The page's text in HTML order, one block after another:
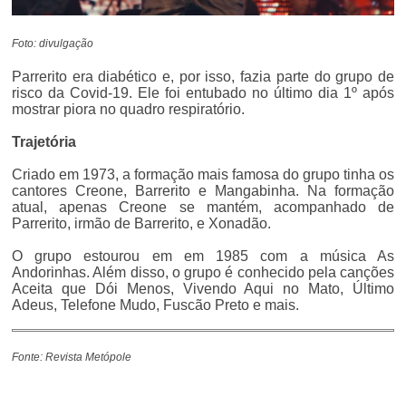
Foto: divulgação
Parrerito era diabético e, por isso, fazia parte do grupo de
risco da Covid-19. Ele foi entubado no último dia 1º após
mostrar piora no quadro respiratório.
Trajetória
Criado em 1973, a formação mais famosa do grupo tinha os
cantores Creone, Barrerito e Mangabinha. Na formação
atual, apenas Creone se mantém, acompanhado de
Parrerito, irmão de Barrerito, e Xonadão.
O grupo estourou em em 1985 com a música As
Andorinhas. Além disso, o grupo é conhecido pela canções
Aceita que Dói Menos, Vivendo Aqui no Mato, Último
Adeus, Telefone Mudo, Fuscão Preto e mais.
Fonte: Revista Metópole